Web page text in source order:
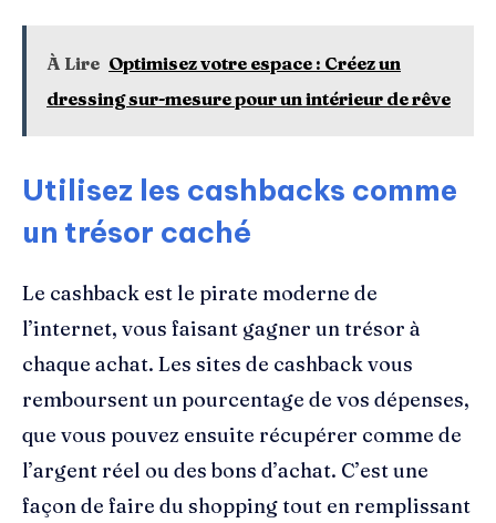
À Lire Optimisez votre espace : Créez un
dressing sur-mesure pour un intérieur de rêve
Utilisez les cashbacks comme
un trésor caché
Le cashback est le pirate moderne de
l’internet, vous faisant gagner un trésor à
chaque achat. Les sites de cashback vous
remboursent un pourcentage de vos dépenses,
que vous pouvez ensuite récupérer comme de
l’argent réel ou des bons d’achat. C’est une
façon de faire du shopping tout en remplissant